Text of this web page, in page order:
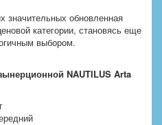
значительных обновленная
категории, становясь еще
выбором.
NAUTILUS Arta
Передний